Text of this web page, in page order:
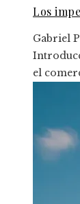
Los
Gabriel
el